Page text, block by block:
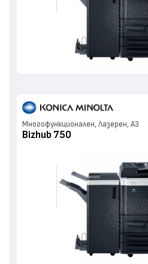
Многофункционален, Лазерен, А3
Bizhub 750